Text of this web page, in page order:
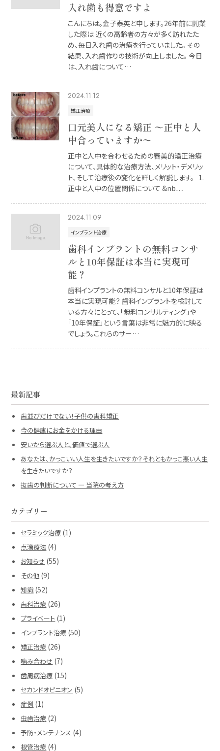
入れ歯も得意ですよ
こんにちは。金子泰英と申します。26年前に開業
した際は 近くの高齢者の方々が多く訪れたた
め、毎日入れ歯の治療を行っていました。 その
結果、入れ歯作りの技術が向上しました。 今日
は、入れ歯について…
2024.11.12
矯正治療
口元美人になる矯正 〜正中と人
中合っていますか〜
正中と人中を合わせるための審美的矯正治療
について、具体的な治療方法、メリット・デメリッ
ト、そして治療後の変化を詳しく解説します。 1.
正中と人中の位置関係について &nb…
2024.11.09
インプラント治療
歯科インプラントの無料コンサ
ルと10年保証は本当に実現可
能？
歯科インプラントの無料コンサルと10年保証は
本当に実現可能？ 歯科インプラントを検討して
いる方々にとって、「無料コンサルティング」や
「10年保証」という言葉は非常に魅力的に映る
でしょう。これらのサー…
最新記事
歯並びだけでない！子供の歯科矯正
今の健康にお金をかける理由
安いから選ぶ人と、価値で選ぶ人
あなたは、かっこいい人生を生きたいですか？それともかっこ悪い人生
を生きたいですか？
抜歯の判断について ― 当院の考え方
カテゴリー
セラミック治療 (1)
点滴療法 (4)
お知らせ (55)
その他 (9)
知識(52)
歯科治療 (26)
プライベート (1)
インプラント治療 (50)
矯正治療 (26)
噛み合わせ (7)
歯周病治療 (15)
セカンドオピニオン (5)
症例 (1)
虫歯治療 (2)
予防・メンテナンス (4)
根管治療 (4)